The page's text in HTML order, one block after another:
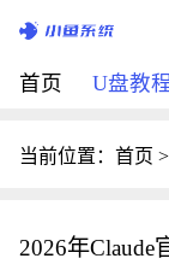
首页 U盘教
当前位置： 首页 >
2026年Claude